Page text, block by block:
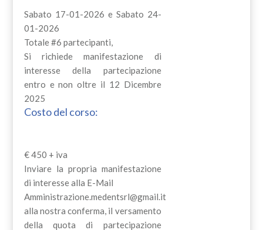
Sabato 17-01-2026 e Sabato 24-
01-2026
Totale #6 partecipanti,
Si richiede manifestazione di
interesse della partecipazione
entro e non oltre il 12 Dicembre
2025
Costo del corso:
€ 450 + iva
Inviare la propria manifestazione
di interesse alla E-Mail
Amministrazione.medentsrl@gmail.it
alla nostra conferma, il versamento
della quota di partecipazione